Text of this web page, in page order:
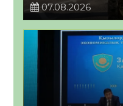
07.08.2026